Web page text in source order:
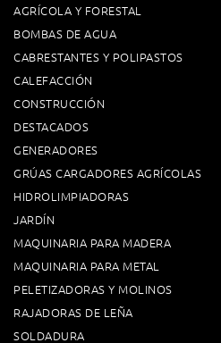
AGRÍCOLA Y FORESTAL
BOMBAS DE AGUA
CABRESTANTES Y POLIPASTOS
CALEFACCIÓN
CONSTRUCCIÓN
DESTACADOS
GENERADORES
GRÚAS CARGADORES AGRÍCOLAS
HIDROLIMPIADORAS
JARDÍN
MAQUINARIA PARA MADERA
MAQUINARIA PARA METAL
PELETIZADORAS Y MOLINOS
RAJADORAS DE LEÑA
SOLDADURA